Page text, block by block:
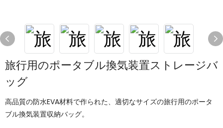
旅行用のポータブル換気装置ストレージバ
ッグ
高品質の防水EVA材料で作られた、適切なサイズの旅行用のポータ
ブル換気装置収納バッグ。